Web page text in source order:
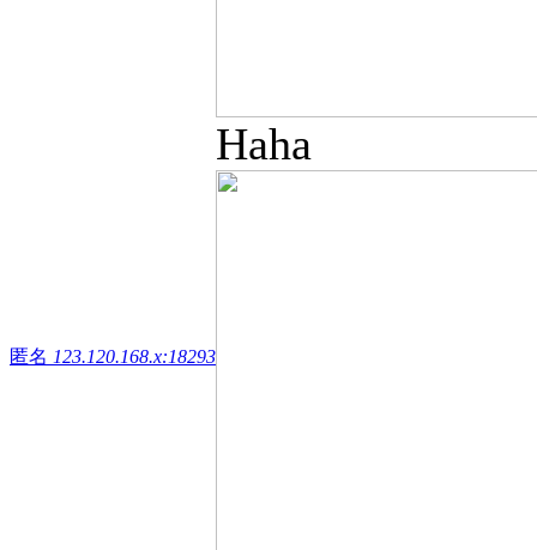
匿名 123.120.168.x:18293
Haha